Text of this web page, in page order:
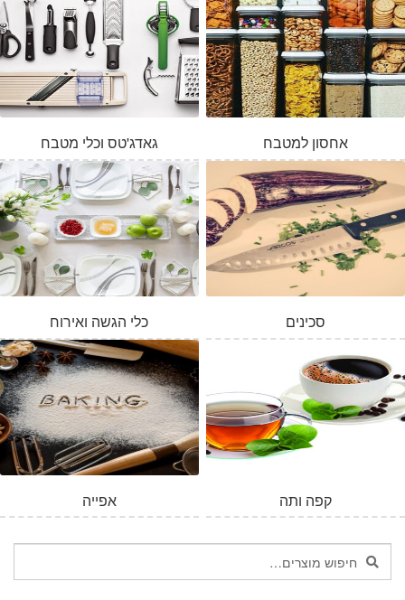
המלאי אזל
גאדג'טס וכלי מטבח אחסון למטבח
כלי הגשה ואירוח סכינים
אפייה קפה ותה
חיפוש
עבור:
חיפוש